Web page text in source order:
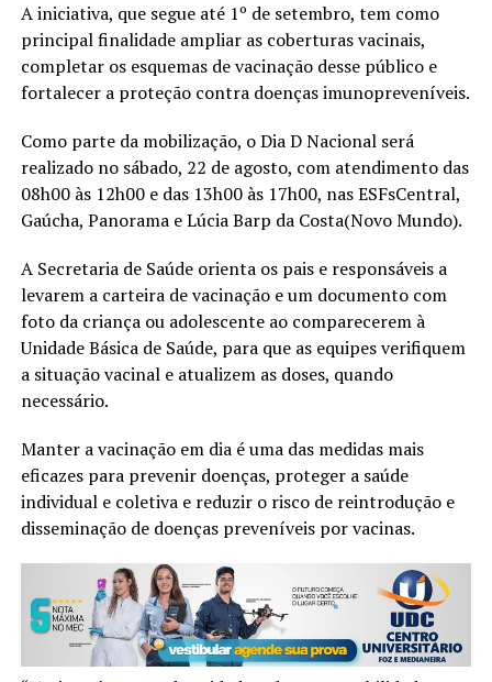
A iniciativa, que segue até 1º de setembro, tem como
principal finalidade ampliar as coberturas vacinais,
completar os esquemas de vacinação desse público e
fortalecer a proteção contra doenças imunopreveníveis.
Como parte da mobilização, o Dia D Nacional será
realizado no sábado, 22 de agosto, com atendimento das
08h00 às 12h00 e das 13h00 às 17h00, nas ESFsCentral,
Gaúcha, Panorama e Lúcia Barp da Costa(Novo Mundo).
A Secretaria de Saúde orienta os pais e responsáveis a
levarem a carteira de vacinação e um documento com
foto da criança ou adolescente ao comparecerem à
Unidade Básica de Saúde, para que as equipes verifiquem
a situação vacinal e atualizem as doses, quando
necessário.
Manter a vacinação em dia é uma das medidas mais
eficazes para prevenir doenças, proteger a saúde
individual e coletiva e reduzir o risco de reintrodução e
disseminação de doenças preveníveis por vacinas.